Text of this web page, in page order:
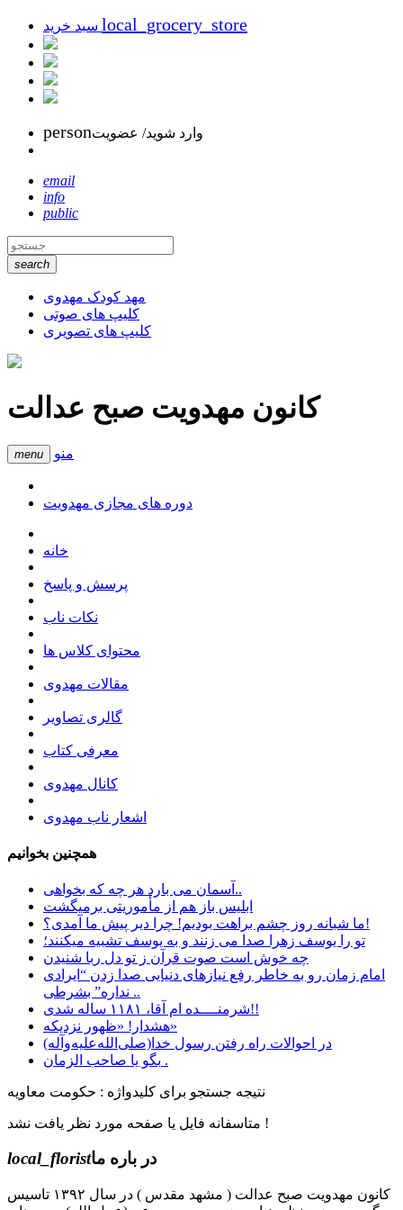
local_grocery_store
personوارد شوید/ عضویت
email
info
public
search
مهد کودک مهدوی
کلیپ های صوتی
کلیپ های تصویری
کانون مهدویت صبح عدالت
menu منو
دوره های مجازی مهدویت
خانه
پرسش و پاسخ
نکات ناب
محتوای کلاس ها
مقالات مهدوی
گالری تصاویر
معرفی کتاب
کانال مهدوی
اشعار ناب مهدوی
همچنین بخوانیم
آسمان می بارد هر چه که بخواهی..
ابليس باز هم از مأموريتی برمیگشت
ما شبانه روز چشم براهت بودیم! چرا دیر پیش ما آمدی؟!
تو را یوسف زهرا صدا می زنند و به یوسف تشبیه میکنند؛
چه خوش است صوت قرآن ز تو دل ربا شنیدن
امام زمان رو به خاطر رفع نیازهای دنیایی صدا زدن “ایرادی
نداره” بشرطی ..
شرمنــــده ام آقا، ۱۱۸۱ ساله شدی!!
هشدار! «ظهور نزدیکه»
در احوالات راه رفتن رسول خدا(صلی‌الله‌علیه‌وآله)
بگو یا صاحب الزمان .
نتیجه جستجو برای کلیدواژه : حکومت معاویه
متاسفانه فایل یا صفحه مورد نظر یافت نشد !
local_floristدر باره ما
کانون مهدویت صبح عدالت ( مشهد مقدس ) در سال ۱۳۹۲ تاسیس